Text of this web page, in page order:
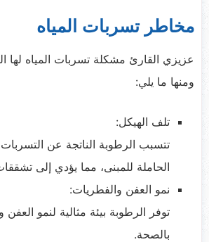
مخاطر تسربات المياه
عزيزي القارئ مشكلة تسربات المياه لها
ومنها ما يلي:
تلف الهيكل:
تتسبب الرطوبة الناتجة عن
الحاملة للمبنى، مما يؤدي إلى
نمو العفن والفطريات:
توفر الرطوبة بيئة مثالية لنمو
بالصحة.